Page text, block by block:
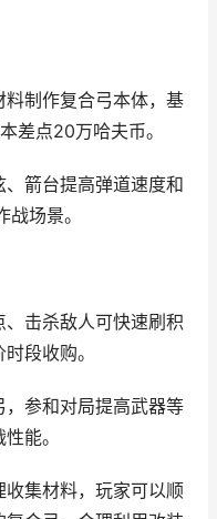
制作复合弓本体，基
差点20万哈夫币。
箭台提高弹道速度和
场景。
击杀敌人可快速刷积
段收购。
参和对局提高武器等
能。
集材料，玩家可以顺